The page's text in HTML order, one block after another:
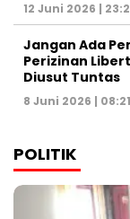
12 Juni 2026 |
Jangan Ada
Perizinan
Diusut Tuntas
8 Juni 2026 |
POLITIK